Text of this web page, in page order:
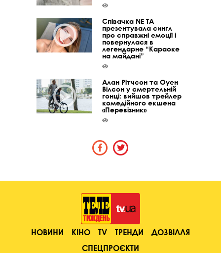
Співачка NE TA
презентувала сингл
про справжні емоції і
повернулася в
легендарне “Караоке
на майдані”
Алан Рітчсон та Оуен
Вілсон у смертельній
гонці: вийшов трейлер
комедійного екшена
«Перевізник»
НОВИНИ КІНО TV ТРЕНДИ
ДОЗВІЛЛЯ
СПЕЦПРОЄКТИ